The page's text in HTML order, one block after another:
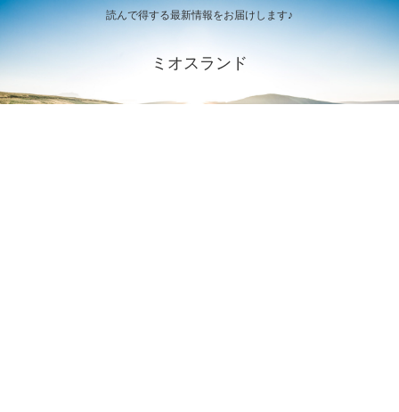
読んで得する最新情報をお届けします♪
ミオスランド